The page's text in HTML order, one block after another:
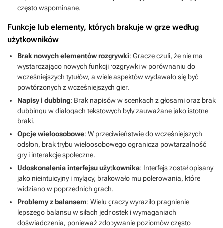
często wspominane.
Funkcje lub elementy, których brakuje w grze według
użytkowników
Brak nowych elementów rozgrywki: Gracze czuli, że nie ma
wystarczająco nowych funkcji rozgrywki w porównaniu do
wcześniejszych tytułów, a wiele aspektów wydawało się być
powtórzonych z wcześniejszych gier.
Napisy i dubbing: Brak napisów w scenkach z głosami oraz brak
dubbingu w dialogach tekstowych były zauważane jako istotne
braki.
Opcje wieloosobowe: W przeciwieństwie do wcześniejszych
odsłon, brak trybu wieloosobowego ogranicza powtarzalność
gry i interakcje społeczne.
Udoskonalenia interfejsu użytkownika: Interfejs został opisany
jako nieintuicyjny i mylący, brakowało mu polerowania, które
widziano w poprzednich grach.
Problemy z balansem: Wielu graczy wyraziło pragnienie
lepszego balansu w siłach jednostek i wymaganiach
doświadczenia, ponieważ zdobywanie poziomów często